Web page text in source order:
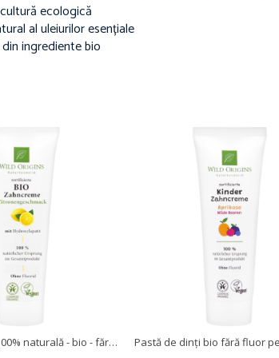
ecologică
al uleiurilor esențiale
ingrediente bio
Pastă de dinți 100% naturală - bio - fără fluor - lămâie